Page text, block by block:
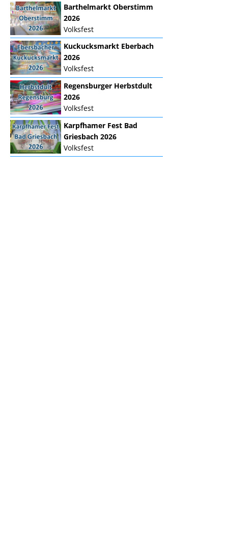
Barthelmarkt Oberstimm
2026
Volksfest
Kuckucksmarkt Eberbach
2026
Volksfest
Regensburger Herbstdult
2026
Volksfest
Karpfhamer Fest Bad
Griesbach 2026
Volksfest